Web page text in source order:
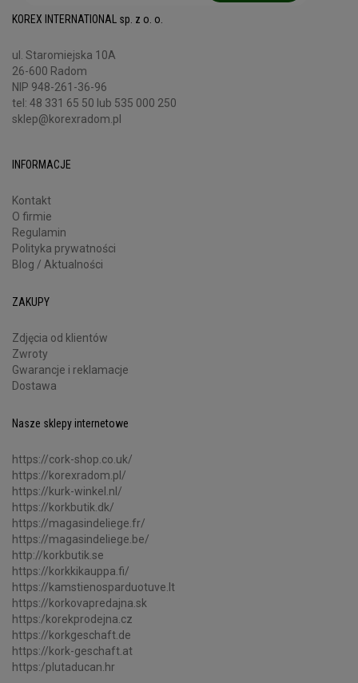
KOREX INTERNATIONAL sp. z o. o.
ul. Staromiejska 10A
26-600 Radom
NIP 948-261-36-96
tel: 48 331 65 50 lub 535 000 250
sklep@korexradom.pl
INFORMACJE
Kontakt
O firmie
Regulamin
Polityka prywatności
Blog / Aktualności
ZAKUPY
Zdjęcia od klientów
Zwroty
Gwarancje i reklamacje
Dostawa
Nasze sklepy internetowe
https://cork-shop.co.uk/
https://korexradom.pl/
https://kurk-winkel.nl/
https://korkbutik.dk/
https://magasindeliege.fr/
https://magasindeliege.be/
http://korkbutik.se
https://korkkikauppa.fi/
https://kamstienosparduotuve.lt
https://korkovapredajna.sk
https:/korekprodejna.cz
https://korkgeschaft.de
https://kork-geschaft.at
https:/plutaducan.hr